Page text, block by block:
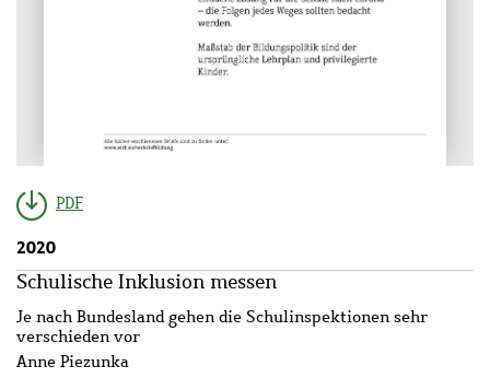
PDF
2020
Schulische Inklusion messen
Je nach Bundesland gehen die Schulinspektionen sehr
verschieden vor
Anne Piezunka